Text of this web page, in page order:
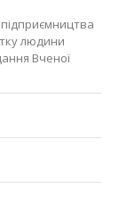
людини
Вченої